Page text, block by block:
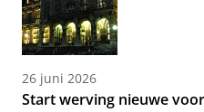
26 juni 2026
Start werving nieuwe